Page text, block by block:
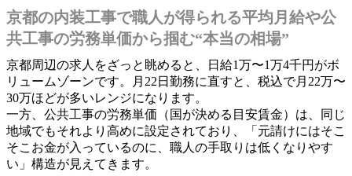
京都の内装工事で職人が得られる平均月給や公
共工事の労務単価から掴む“本当の相場”
京都周辺の求人をざっと眺めると、日給1万〜1万4千円がボ
リュームゾーンです。月22日勤務に直すと、税込で月22万〜
30万ほどが多いレンジになります。
一方、公共工事の労務単価（国が決める目安賃金）は、同じ
地域でもそれより高めに設定されており、「元請けにはそこ
そこお金が入っているのに、職人の手取りは低くなりやす
い」構造が見えてきます。